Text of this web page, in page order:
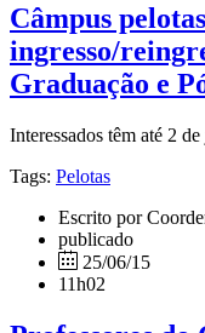
Câmpus
ingresso/
Graduação e
Interessados têm até 2
Tags: Pelotas
Escrito por
publicado
25/06/15
11h02